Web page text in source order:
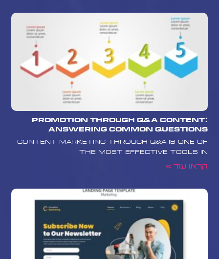
Promotion Through Q&A Content:
Answering Common Questions
Content marketing through Q&A is one of
the most effective tools in
קראו עוד »